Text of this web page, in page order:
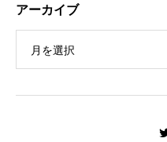
アーカイブ
月を選択